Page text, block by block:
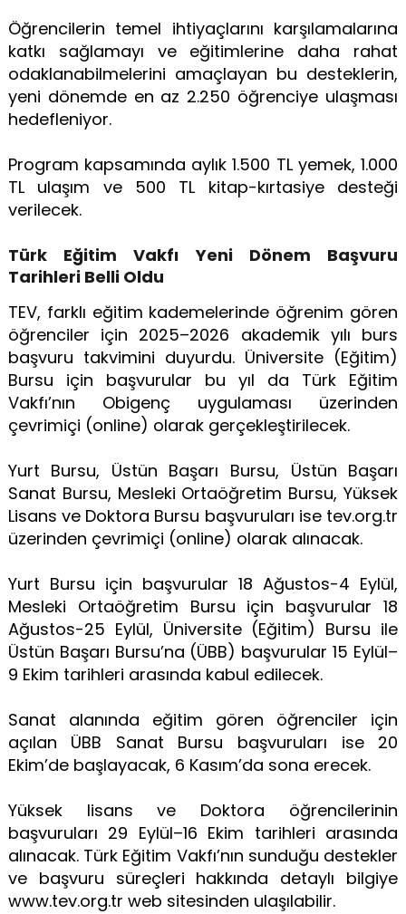
Öğrencilerin temel ihtiyaçlarını karşılamalarına
katkı sağlamayı ve eğitimlerine daha rahat
odaklanabilmelerini amaçlayan bu desteklerin,
yeni dönemde en az 2.250 öğrenciye ulaşması
hedefleniyor.
Program kapsamında aylık 1.500 TL yemek, 1.000
TL ulaşım ve 500 TL kitap-kırtasiye desteği
verilecek.
Türk Eğitim Vakfı Yeni Dönem Başvuru
Tarihleri Belli Oldu
TEV, farklı eğitim kademelerinde öğrenim gören
öğrenciler için 2025–2026 akademik yılı burs
başvuru takvimini duyurdu. Üniversite (Eğitim)
Bursu için başvurular bu yıl da Türk Eğitim
Vakfı’nın Obigenç uygulaması üzerinden
çevrimiçi (online) olarak gerçekleştirilecek.
Yurt Bursu, Üstün Başarı Bursu, Üstün Başarı
Sanat Bursu, Mesleki Ortaöğretim Bursu, Yüksek
Lisans ve Doktora Bursu başvuruları ise tev.org.tr
üzerinden çevrimiçi (online) olarak alınacak.
Yurt Bursu için başvurular 18 Ağustos-4 Eylül,
Mesleki Ortaöğretim Bursu için başvurular 18
Ağustos-25 Eylül, Üniversite (Eğitim) Bursu ile
Üstün Başarı Bursu’na (ÜBB) başvurular 15 Eylül–
9 Ekim tarihleri arasında kabul edilecek.
Sanat alanında eğitim gören öğrenciler için
açılan ÜBB Sanat Bursu başvuruları ise 20
Ekim’de başlayacak, 6 Kasım’da sona erecek.
Yüksek lisans ve Doktora öğrencilerinin
başvuruları 29 Eylül–16 Ekim tarihleri arasında
alınacak. Türk Eğitim Vakfı’nın sunduğu destekler
ve başvuru süreçleri hakkında detaylı bilgiye
www.tev.org.tr web sitesinden ulaşılabilir.